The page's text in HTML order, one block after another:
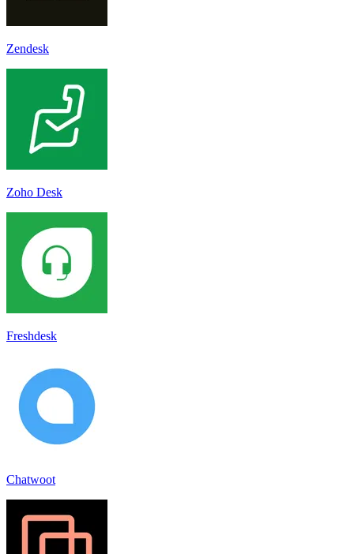
Zendesk
Zoho Desk
Freshdesk
Chatwoot